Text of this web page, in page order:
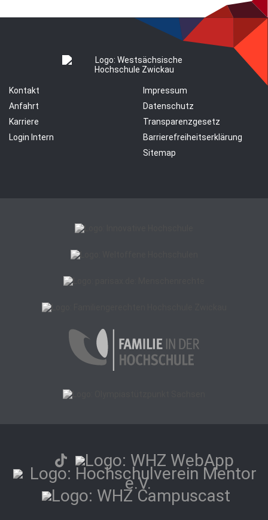
Kontakt
Anfahrt
Karriere
Login Intern
Impressum
Datenschutz
Transparenzgesetz
Barrierefreiheitserklärung
Sitemap